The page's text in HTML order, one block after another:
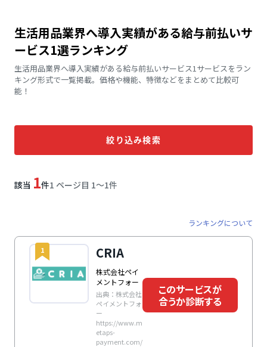
生活用品業界へ導入実績がある給与前払いサ
ービス1選ランキング
生活用品業界へ導入実績がある給与前払いサービス1サービスをラン
キング形式で一覧掲載。価格や機能、特徴などをまとめて比較可
能！
絞り込み検索
該当 1件1 ページ目 1〜1件
ランキングについて
1 CRIA
株式会社ペイ
メントフォー
出典：株式会社
ペイメントフォ
ー
https://www.m
etaps-
payment.com/
このサービスが
合うか診断する